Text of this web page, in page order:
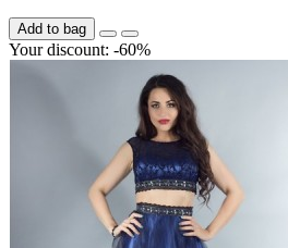
Add to bag
Your discount: -60%